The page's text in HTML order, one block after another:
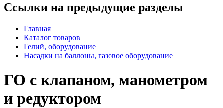
Ссылки на предыдущие разделы
Главная
Каталог товаров
Гелий, оборудование
Насадки на баллоны, газовое оборудование
ГО с клапаном, манометром
и редуктором